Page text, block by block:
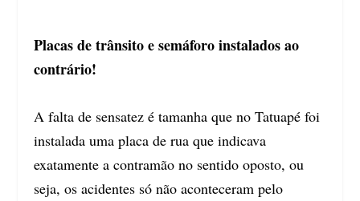
Placas de trânsito e semáforo instalados ao
contrário!
A falta de sensatez é tamanha que no Tatuapé foi
instalada umaplaca de rua que indicava
exatamente a contramão no sentido oposto, ou
seja, os acidentes só não aconteceram pelo